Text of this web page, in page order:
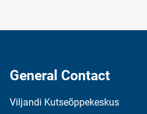
General Contact
Viljandi Kutseõppekeskus